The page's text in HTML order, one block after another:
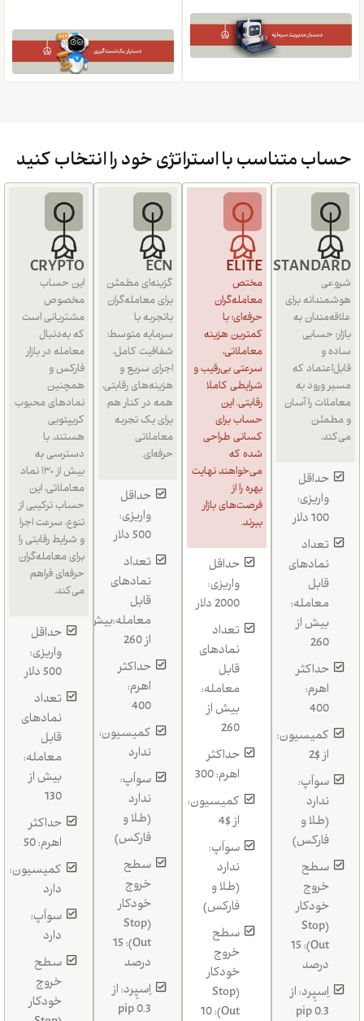
حساب متناسب با استراتژی خود را انتخاب کنید
STANDARD
شروعی
هوشمندانه برای
علاقه‌مندان به
بازار؛ حسابی
ساده و
قابل‌اعتماد که
مسیر ورود به
معاملات را آسان
و مطمئن
می‌کند.
حداقل
واریزی:
100 دلار
تعداد
نمادهای
قابل
معامله:
بیش از
260
حداکثر
اهرم:
400
کمیسیون:
از $2
سواَپ:
ندارد
(طلا و
فارکس)
سطح
خروج
خودکار
(Stop
Out): 15
درصد
اِسپِرد: از
0.3 pip
ELITE
مختص
معامله‌گران
حرفه‌ای؛ با
کمترین هزینه
معاملاتی،
سرعتی بی‌رقیب و
شرایطی کاملا
رقابتی. این
حساب برای
کسانی طراحی
شده که
می‌خواهند نهایت
بهره را از
فرصت‌های بازار
ببرند.
حداقل
واریزی:
2000 دلار
تعداد
نمادهای
قابل
معامله:
بیش از
260
حداکثر
اهرم: 300
کمیسیون:
از $4
سواَپ:
ندارد
(طلا و
فارکس)
سطح
خروج
خودکار
(Stop
Out): 10
ECN
گزینه‌ای مطمئن
برای معامله‌گران
باتجربه با
سرمایه متوسط؛
شفافیت کامل،
اجرای سریع و
هزینه‌های رقابتی،
همه در کنار هم
برای یک تجربه
معاملاتی
حرفه‌ای.
حداقل
واریزی:
500 دلار
تعداد
نمادهای
قابل
معامله:بیش
از 260
حداکثر
اهرم:
400
کمیسیون:
ندارد
سواَپ:
ندارد
(طلا و
فارکس)
سطح
خروج
خودکار
(Stop
Out): 15
درصد
اِسپِرد: از
0.3 pip
CRYPTO
این حساب
مخصوص
مشتریانی است
که به‌دنبال
معامله در بازار
فارکس و
همچنین
نمادهای محبوب
کریپتویی
هستند. با
دسترسی به
بیش از ۱۳۰ نماد
معاملاتی، این
حساب ترکیبی از
تنوع، سرعت اجرا
و شرایط رقابتی را
برای معامله‌گران
حرفه‌ای فراهم
می‌کند.
حداقل
واریزی:
500 دلار
تعداد
نمادهای
قابل
معامله:
بیش از
130
حداکثر
اهرم: 50
کمیسیون:
دارد
سواَپ:
دارد
سطح
خروج
خودکار